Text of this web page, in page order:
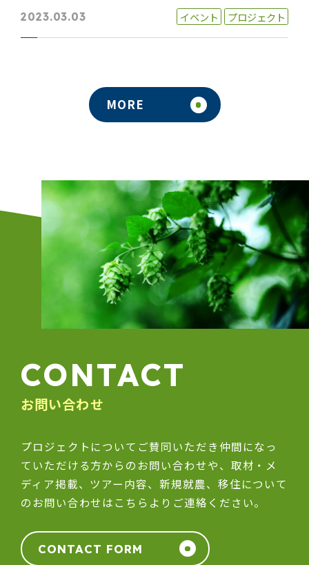
2023.03.03 イベント プロジェクト
MORE
CONTACT
お問い合わせ
プロジェクトについてご賛同いただき仲間になっ
ていただける方からのお問い合わせや、取材・メ
ディア掲載、ツアー内容、新規就農、移住について
のお問い合わせはこちらよりご連絡ください。
CONTACT FORM